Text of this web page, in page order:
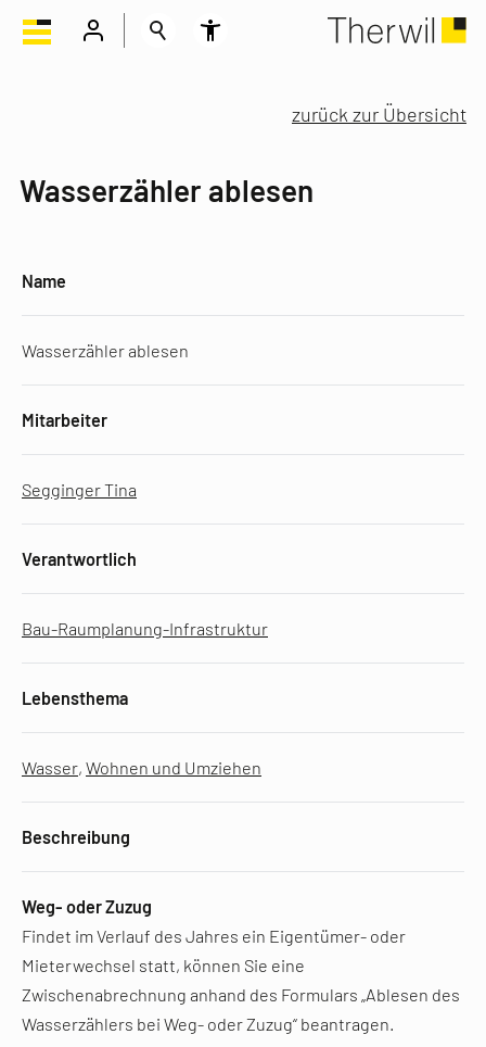
zurück zur Übersicht
Wasserzähler ablesen
Name
Wasserzähler ablesen
Mitarbeiter
Segginger Tina
Verantwortlich
Bau-Raumplanung-Infrastruktur
Lebensthema
Wasser, Wohnen und Umziehen
Beschreibung
Weg- oder Zuzug
Findet im Verlauf des Jahres ein Eigentümer- oder
Mieterwechsel statt, können Sie eine
Zwischenabrechnung anhand des Formulars „Ablesen des
Wasserzählers bei Weg- oder Zuzug“ beantragen.